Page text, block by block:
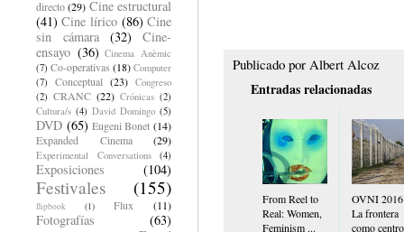
Publicado por Albert Alcoz
Entradas relacionadas
From Reel to
Real: Women,
Feminism ...
OVNI
La frontera
como
directo (29) Cine estructural
(41) Cine lírico (86) Cine
sin cámara
(32)
Cine-
ensayo (36) Cinema Anèmic
(7) Co-operativas (18) Computer
(7)
Conceptual (23) Congreso
(2) CRANC (22) Crónicas (2)
Cultura/s (4) David Domingo (5)
DVD (65) Eugeni Bonet (14)
Expanded Cinema
(29)
Experimental Conversations (4)
Exposiciones (104)
Festivales (155)
flipbook (1) Flux (11)
Fotografías (63)